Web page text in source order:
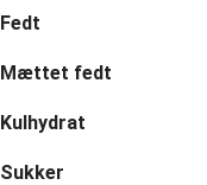
Fedt
Mættet fedt
Kulhydrat
Sukker